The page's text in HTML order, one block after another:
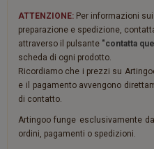
ATTENZIONE: Per informazioni
preparazione e spedizione,
attraverso il pulsante "contatta
scheda di ogni prodotto.
Ricordiamo che i prezzi su
e il pagamento avvengono
di contatto.
Artingoo funge esclusivamente
ordini, pagamenti o spedizioni.